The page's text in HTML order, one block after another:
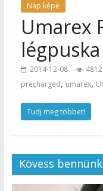
Nap képe
Umarex
légpuska
2014-12-08
precharged, umarex,
Tudj meg többet!
Kövess